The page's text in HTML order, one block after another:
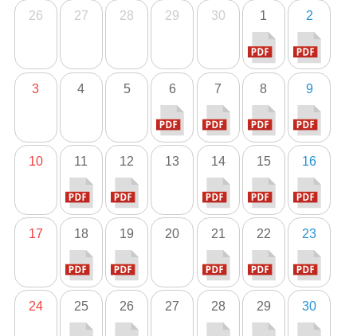
26 27 28 29 30 1 2
3 4 5 6 7 8 9
10 11 12 13 14 15 16
17 18 19 20 21 22 23
24 25 26 27 28 29 30